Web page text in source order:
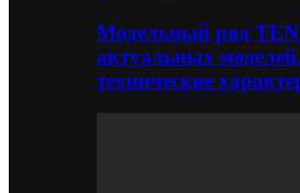
Модельный ряд
актуальных
технические